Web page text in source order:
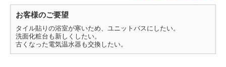
お客様のご要望
タイル貼りの浴室が寒いため、ユニットバスにしたい。
洗面化粧台も新しくしたい。
古くなった電気温水器も交換したい。